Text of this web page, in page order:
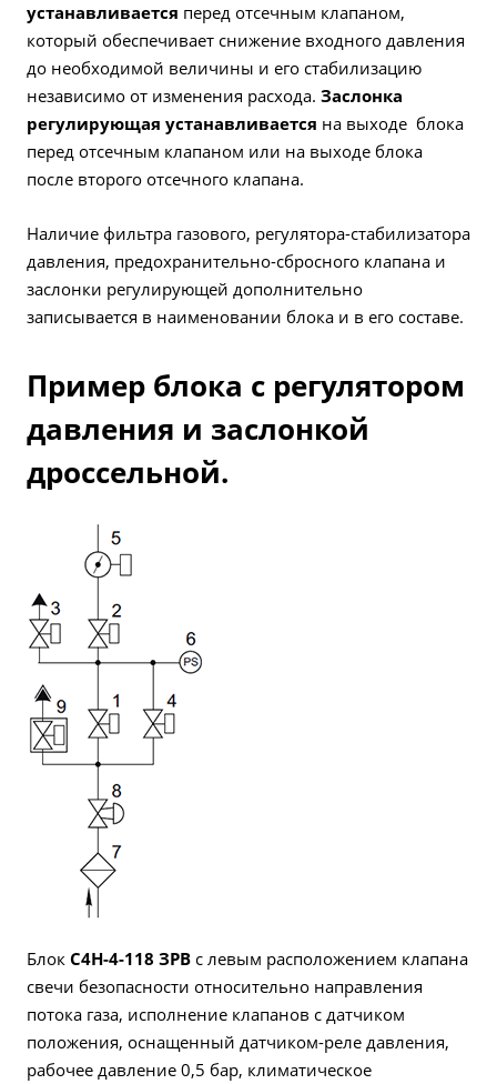
устанавливается перед отсечным клапаном,
который обеспечивает снижение входного давления
до необходимой величины и его стабилизацию
независимо от изменения расхода. Заслонка
регулирующая устанавливается на выходе блока
перед отсечным клапаном или на выходе блока
после второго отсечного клапана.
Наличие фильтра газового, регулятора-стабилизатора
давления, предохранительно-сбросного клапана и
заслонки регулирующей дополнительно
записывается в наименовании блока и в его составе.
Пример блока с регулятором
давления и заслонкой
дроссельной.
Блок C4H-4-118 ЗРВ с левым расположением клапана
свечи безопасности относительно направления
потока газа, исполнение клапанов с датчиком
положения, оснащенный датчиком-реле давления,
рабочее давление 0,5 бар, климатическое